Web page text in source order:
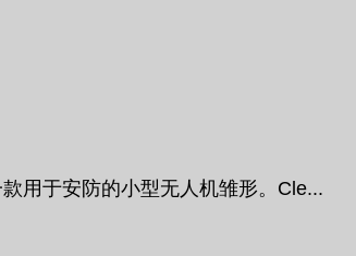
用于安防的小型无人机雏形。Cle...